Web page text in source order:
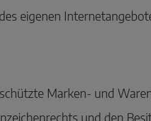
eigenen
Marken- und
und den